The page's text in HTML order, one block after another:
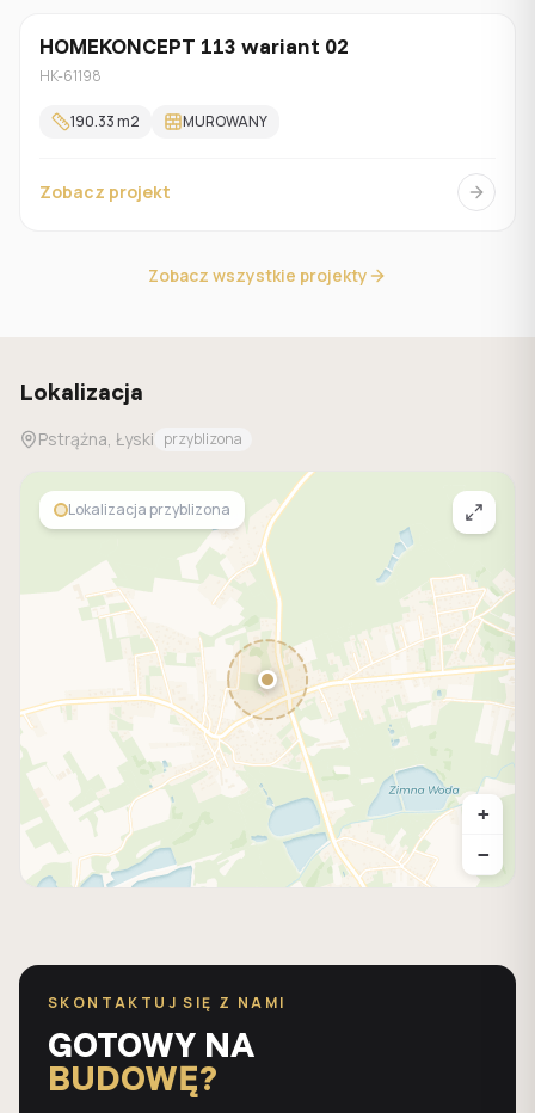
Jednorodzinny
HOMEKONCEPT 113 wariant 02
HK-61198
190.33m2 MUROWANY
Zobacz projekt
Zobacz wszystkie projekty
Lokalizacja
Pstrążna, Łyski przyblizona
+
−
Lokalizacja przyblizona
SKONTAKTUJ SIĘ Z NAMI
GOTOWY NA
BUDOWĘ?